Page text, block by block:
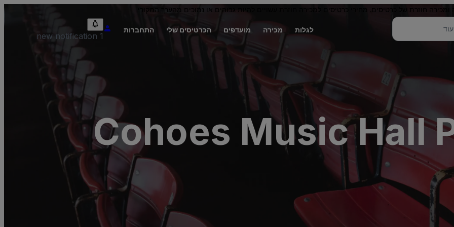
ומכירה חוזרת של כרטיסים. מחירי כרטיסים למכירה חוזרת עשויים להיות גבוהים או נמוכים מהערך המקורי.
לגלות מכירה מועדפים הכרטיסים שלי התחברות
1 new notification
Cohoes Music Hall